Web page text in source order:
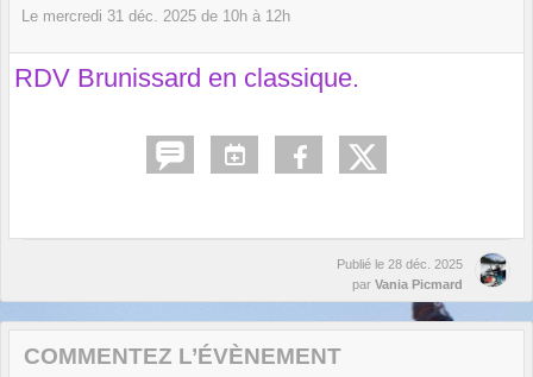
Le mercredi 31 déc. 2025 de 10h à 12h
RDV Brunissard en classique.
Publié le 28 déc. 2025
par Vania Picmard
COMMENTEZ L’ÉVÈNEMENT